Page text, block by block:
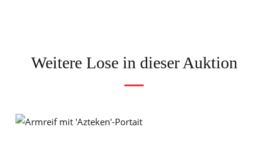
Weitere Lose in dieser Auktion